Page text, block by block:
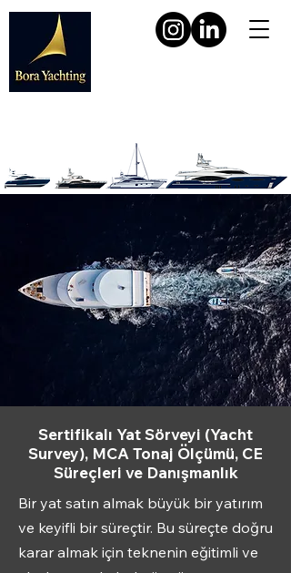
Sertifikalı Yat Sörveyi (Yacht
Survey), MCA Tonaj Ölçümü, CE
Süreçleri ve Danışmanlık
Bir yat satın almak büyük bir yatırım
ve keyifli bir süreçtir. Bu süreçte doğru
karar almak için teknenin eğitimli ve